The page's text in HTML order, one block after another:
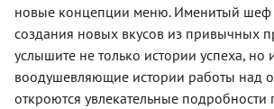
новые концепции меню. Именитый шеф
создания новых вкусов из привычных
услышите не только истории успеха, но
воодушевляющие истории работы над
откроются увлекательные подробности